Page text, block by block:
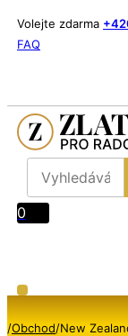
Volejte zdarma
FAQ
0
/Obchod/New